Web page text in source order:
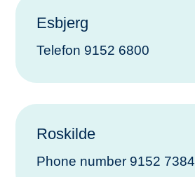
Esbjerg
Telefon 9152 6800
Roskilde
Phone number 9152 7384